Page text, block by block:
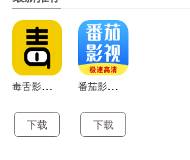
3.将您要在个人资料中显示的照片和视频
4.上传生活中一些瞬间的短视频或照片。
5.当有人喜欢或评论你的帖子时，他们会
instagram正版软件点评
1.与一个或多个朋友就您在Feed、
毒
舌影视免费版app
下载
番
茄影视大全app
下载